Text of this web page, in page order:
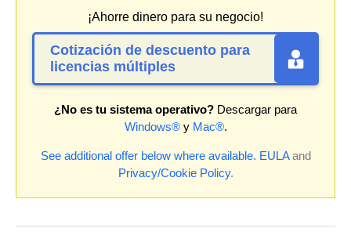
¡Ahorre dinero para su negocio!
Cotización de descuento para
licencias múltiples
¿No es tu sistema operativo? Descargar para
Windows®y Mac®.
See additional offer below where available. EULAand
Privacy/Cookie Policy.